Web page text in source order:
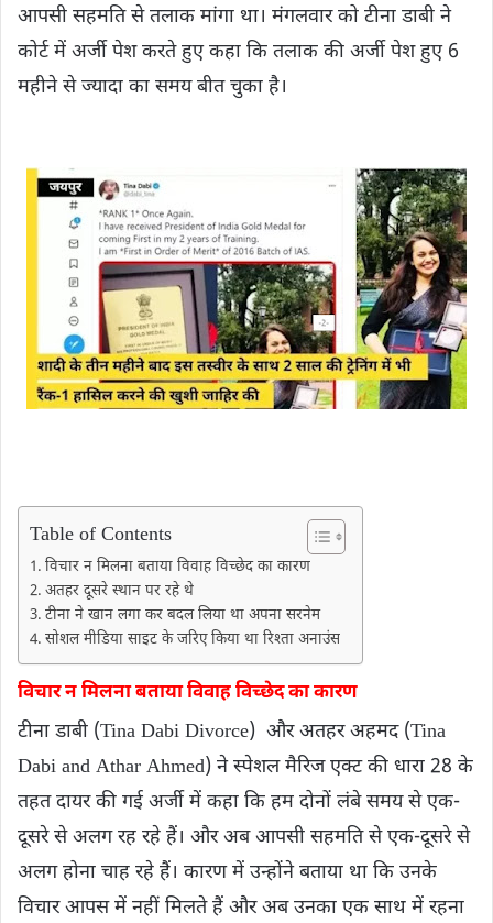
आपसी सहमति से तलाक मांगा था। मंगलवार को टीना डाबी ने
कोर्ट में अर्जी पेश करते हुए कहा कि तलाक की अर्जी पेश हुए 6
महीने से ज्यादा का समय बीत चुका है।
Table of Contents
विचार न मिलना बताया विवाह विच्छेद का कारण
अतहर दूसरे स्थान पर रहे थे
टीना ने खान लगा कर बदल लिया था अपना सरनेम
सोशल मीडिया साइट के जरिए किया था रिश्ता अनाउंस
विचार न मिलना बताया विवाह विच्छेद का कारण
टीना डाबी (Tina Dabi Divorce) और अतहर अहमद (Tina
Dabi and Athar Ahmed) ने स्पेशल मैरिज एक्ट की धारा 28 के
तहत दायर की गई अर्जी में कहा कि हम दोनों लंबे समय से एक-
दूसरे से अलग रह रहे हैं। और अब आपसी सहमति से एक-दूसरे से
अलग होना चाह रहे हैं। कारण में उन्होंने बताया था कि उनके
विचार आपस में नहीं मिलते हैं और अब उनका एक साथ में रहना